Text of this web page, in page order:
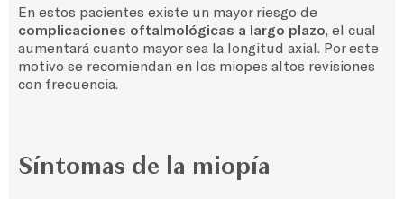
En estos pacientes existe un mayor riesgo de
complicaciones oftalmológicas a largo plazo , el cual
aumentará cuanto mayor sea la longitud axial. Por este
motivo se recomiendan en los miopes altos revisiones
con frecuencia.
Síntomas de la miopía